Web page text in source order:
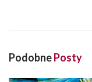
PodobnePosty